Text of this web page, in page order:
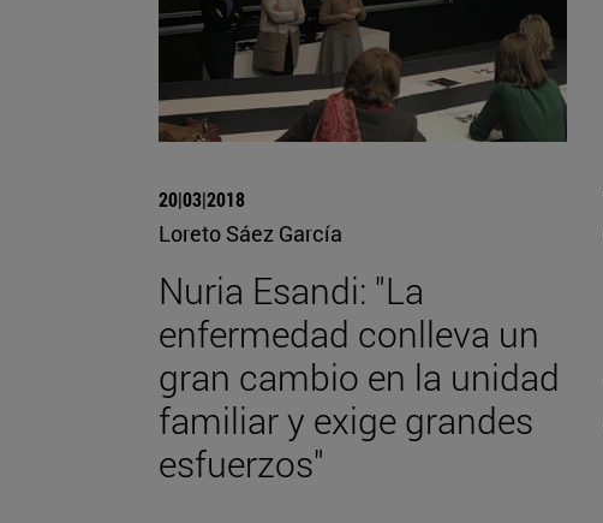
20|03|2018
Loreto Sáez García
Nuria Esandi: "La
enfermedad conlleva un
gran cambio en la unidad
familiar y exige grandes
esfuerzos"